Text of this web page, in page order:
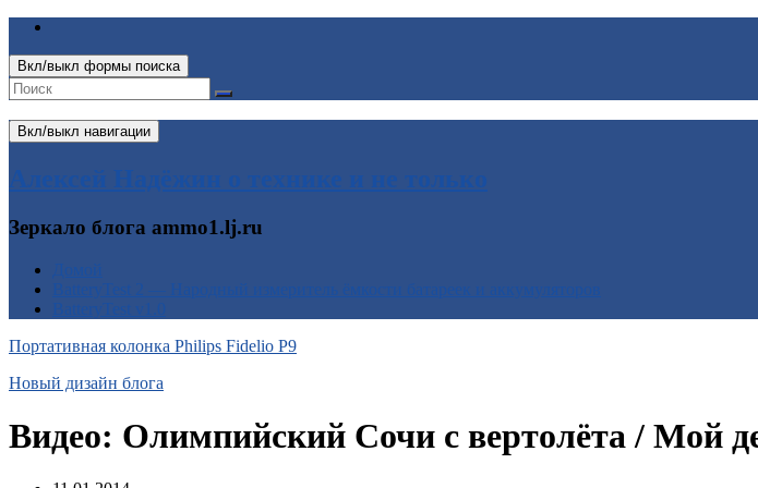
Вкл/выкл формы поиска
Вкл/выкл навигации
Алексей Надёжин о технике и не только
Зеркало блога ammo1.lj.ru
Портативная колонка Philips Fidelio P9
Новый дизайн блога
Видео: Олимпийский Сочи с вертолёта / Мой